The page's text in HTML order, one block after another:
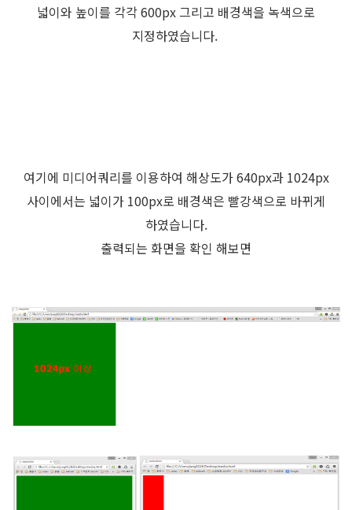
넓이와 높이를 각각 600px 그리고 배경색을 녹색으로
지정하였습니다.
여기에 미디어쿼리를 이용하여 해상도가 640px과 1024px
사이에서는 넓이가 100px로 배경색은 빨강색으로 바뀌게
하였습니다.
출력되는 화면을 확인 해보면